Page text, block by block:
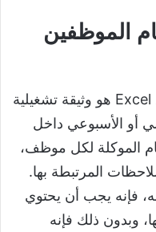
الموظفين
نموذج تتبع مهام الموظفين اكسل Excel هو وثيقة تشغيلية
أو الأسبوعي داخل
الموكلة لكل موظف،
المرتبطة بها.
فإنه يجب أن يحتوي
وبدون ذلك فإنه